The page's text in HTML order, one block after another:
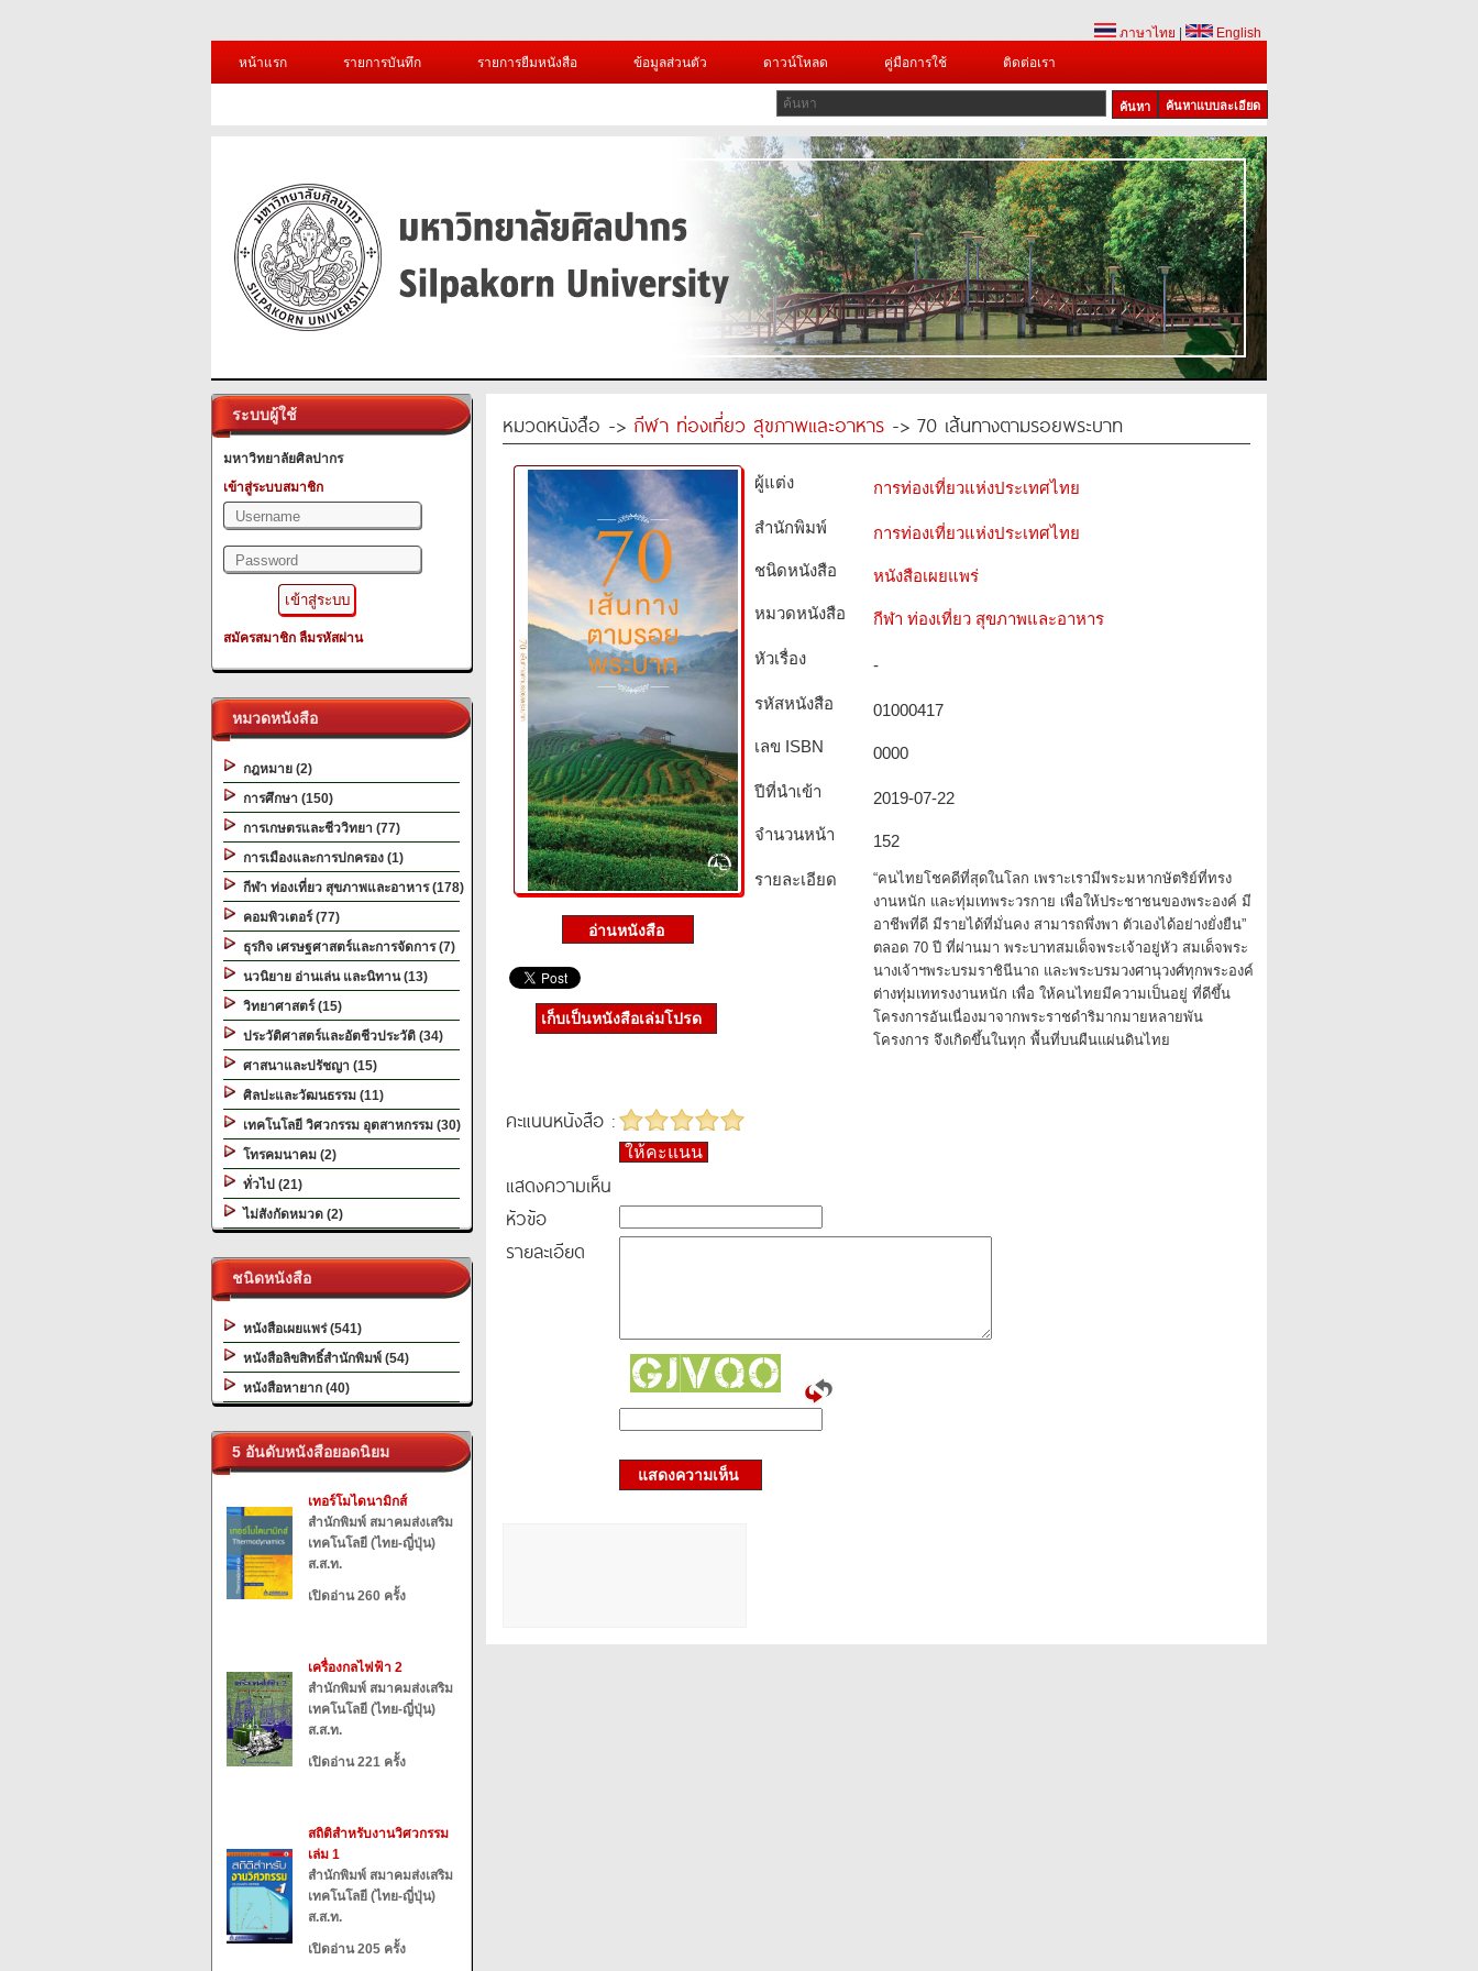
ภาษาไทย
English
หน้าแรก
รายการบันทึก รายการยืมหนังสือ ข้อมูลส่วนตัว ดาวน์โหลด คู่มือการใช้ ติดต่อเรา
ค้นหาแบบละเอียด
ระบบผู้ใช้
มหาวิทยาลัยศิลปากร
เข้าสู่ระบบสมาชิก
สมัครสมาชิก ลืมรหัสผ่าน
หมวดหนังสือ
กฎหมาย (2)
การศึกษา (150)
การเกษตรและชีววิทยา (77)
การเมืองและการปกครอง (1)
กีฬา ท่องเที่ยว สุขภาพและอาหาร (178)
คอมพิวเตอร์ (77)
ธุรกิจ เศรษฐศาสตร์และการจัดการ (7)
นวนิยาย อ่านเล่น และนิทาน (13)
วิทยาศาสตร์ (15)
ประวัติศาสตร์และอัตชีวประวัติ (34)
ศาสนาและปรัชญา (15)
ศิลปะและวัฒนธรรม (11)
เทคโนโลยี วิศวกรรม อุตสาหกรรม (30)
โทรคมนาคม (2)
ทั่วไป (21)
ไม่สังกัดหมวด (2)
ชนิดหนังสือ
หนังสือเผยแพร่ (541)
หนังสือลิขสิทธิ์สำนักพิมพ์ (54)
หนังสือหายาก (40)
5 อันดับหนังสือยอดนิยม
เทอร์โมไดนามิกส์
สำนักพิมพ์ สมาคมส่งเสริม
เทคโนโลยี (ไทย-ญี่ปุ่น)
ส.ส.ท.
เปิดอ่าน 260 ครั้ง
เครื่องกลไฟฟ้า 2
สำนักพิมพ์ สมาคมส่งเสริม
เทคโนโลยี (ไทย-ญี่ปุ่น)
ส.ส.ท.
เปิดอ่าน 221 ครั้ง
สถิติสำหรับงานวิศวกรรม
เล่ม 1
สำนักพิมพ์ สมาคมส่งเสริม
เทคโนโลยี (ไทย-ญี่ปุ่น)
ส.ส.ท.
เปิดอ่าน 205 ครั้ง
หมวดหนังสือ -> กีฬา ท่องเที่ยว สุขภาพและอาหาร -> 70 เส้นทางตามรอยพระบาท
ผู้แต่ง การท่องเที่ยวแห่งประเทศไทย
สำนักพิมพ์
การท่องเที่ยวแห่งประเทศไทย
ชนิดหนังสือ­
หนังสือเผยแพร่
หมวดหนังสือ­
กีฬา ท่องเที่ยว สุขภาพและอาหาร
หัวเรื่อง -
รหัสหนังสือ­
01000417
เลข ISBN
0000
ปีที่นำเข้า
2019-07-22
จำนวนหน้า
152
รายละเอียด
“คนไทยโชคดีที่สุดในโลก เพราะเรามีพระมหากษัตริย์ที่ทรง
งานหนัก และทุ่มเทพระวรกาย เพื่อให้ประชาชนของพระองค์ มี
อาชีพที่ดี มีรายได้ที่มั่นคง สามารถพึ่งพา ตัวเองได้อย่างยั่งยืน”
ตลอด 70 ปี ที่ผ่านมา พระบาทสมเด็จพระเจ้าอยู่หัว สมเด็จพระ
นางเจ้าฯพระบรมราชินีนาถ และพระบรมวงศานุวงศ์ทุกพระองค์
ต่างทุ่มเททรงงานหนัก เพื่อ ให้คนไทยมีความเป็นอยู่ ที่ดีขึ้น
โครงการอันเนื่องมาจากพระราชดำริมากมายหลายพัน
โครงการ จึงเกิดขึ้นในทุก พื้นที่บนผืนแผ่นดินไทย
เก็บเป็นหนังสือเล่มโปรด
คะแนนหนังสือ :
ให้คะแนน
แสดงความเห็น
หัวข้อ
รายละเอียด
แสดงความเห็น